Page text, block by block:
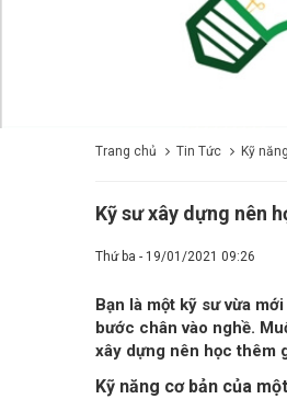
Trang chủ Tin Tức Kỹ
Kỹ sư xây dựng nên
Thứ ba - 19/01/2021 09:26
Bạn là một kỹ sư vừa
bước chân vào nghề.
xây dựng nên học thêm
Kỹ năng cơ bản của